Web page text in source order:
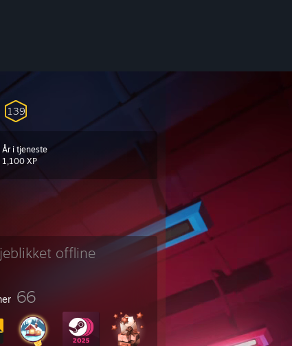
139
År i tjeneste
1,100 XP
offline
66